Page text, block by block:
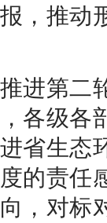
，推动
进第二
各级各
省生态
的责任
，对标